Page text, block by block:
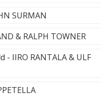
SURMAN
& RALPH TOWNER
IIRO RANTALA & ULF